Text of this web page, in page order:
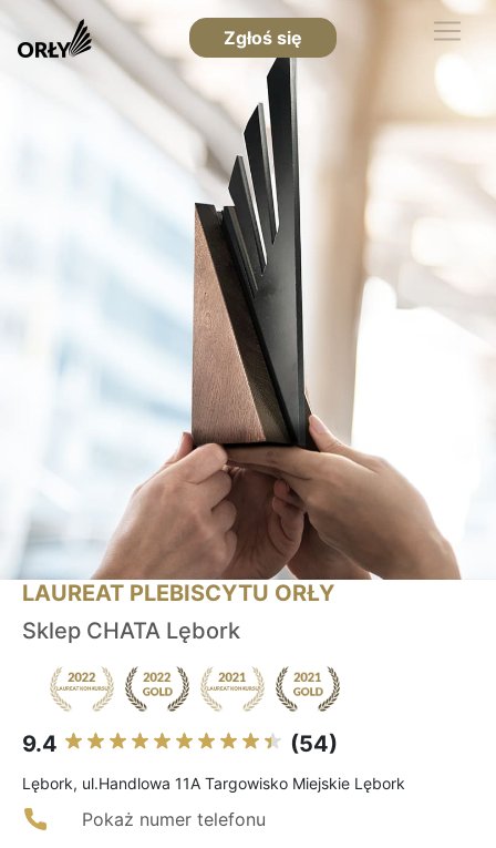
Zgłoś się
LAUREAT PLEBISCYTU ORŁY
Sklep CHATA Lębork
9.4 (54)
Lębork, ul.Handlowa 11A Targowisko Miejskie Lębork
Pokaż numer telefonu